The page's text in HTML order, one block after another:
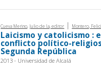
Cueva Merino, Julio de la, editor | Montero,
Laicismo y catolicismo :
conflicto político-
Segunda República
2013 - Universidad de Alcalá